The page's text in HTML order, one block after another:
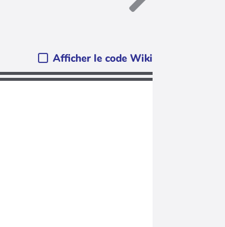
Afficher le code Wiki